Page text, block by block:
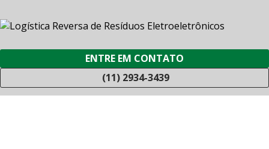
ENTRE EM CONTATO
(11) 2934-3439